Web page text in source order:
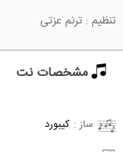
تنظیم : ترنم عزتی
مشخصات نت
ساز : کیبورد